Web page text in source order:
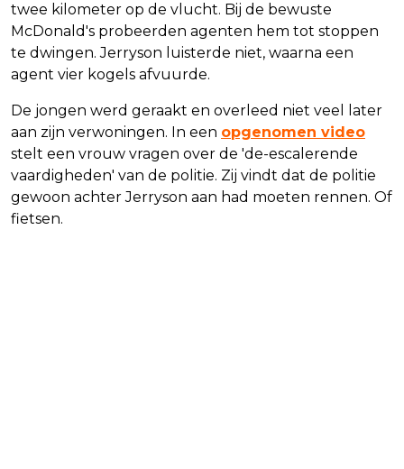
twee kilometer op de vlucht. Bij de bewuste
McDonald's probeerden agenten hem tot stoppen
te dwingen. Jerryson luisterde niet, waarna een
agent vier kogels afvuurde.
De jongen werd geraakt en overleed niet veel later
aan zijn verwoningen. In een opgenomen video
stelt een vrouw vragen over de 'de-escalerende
vaardigheden' van de politie. Zij vindt dat de politie
gewoon achter Jerryson aan had moeten rennen. Of
fietsen.